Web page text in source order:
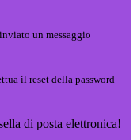
un messaggio
il reset della password
di posta elettronica!